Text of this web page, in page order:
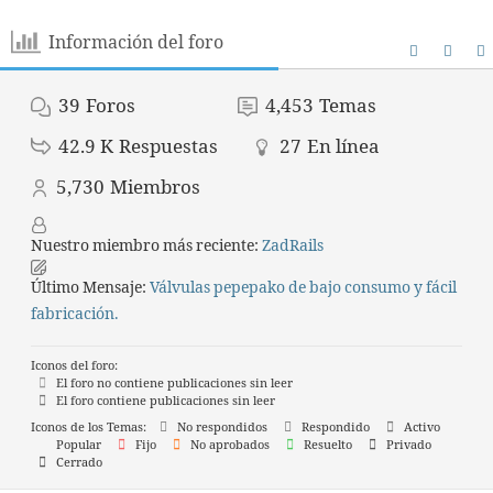
Información del foro
39 Foros 4,453 Temas
42.9 K Respuestas 27 En línea
5,730 Miembros
Nuestro miembro más reciente: ZadRails
Último Mensaje: Válvulas pepepako de bajo consumo y fácil
fabricación.
Iconos del foro:
El foro no contiene publicaciones sin leer
El foro contiene publicaciones sin leer
Iconos de los Temas:
No respondidos Respondido
Activo
Popular
Fijo No aprobados Resuelto
Privado
Cerrado